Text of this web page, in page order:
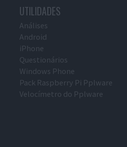
UTILIDADES
Análises
Android
iPhone
Questionários
Windows Phone
Pack Raspberry Pi Pplware
Velocímetro do Pplware